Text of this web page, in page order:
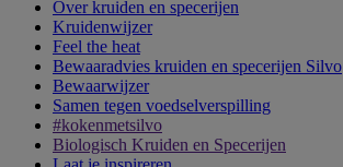
Over kruiden en specerijen
Kruidenwijzer
Feel the heat
Bewaaradvies kruiden en specerijen Silvo
Bewaarwijzer
Samen tegen voedselverspilling
#kokenmetsilvo
Biologisch Kruiden en Specerijen